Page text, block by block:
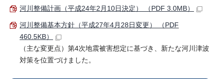
河川整備計画（平成24年2月10日決定） （PDF 3.0MB）
河川整備基本方針（平成27年4月28日変更） （PDF
460.5KB）
（主な変更点）第4次地震被害想定に基づき、新たな河川津波
対策を位置づけました。